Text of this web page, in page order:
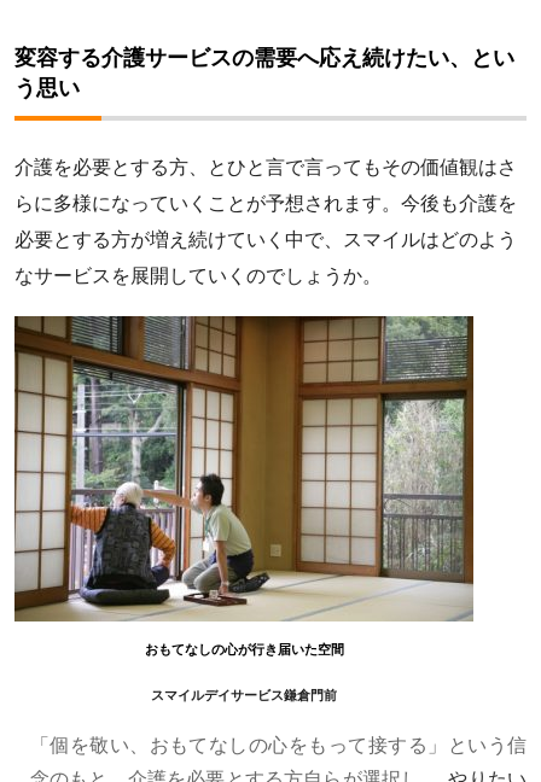
変容する介護サービスの需要へ応え続けたい、とい
う思い
介護を必要とする方、とひと言で言ってもその価値観はさ
らに多様になっていくことが予想されます。今後も介護を
必要とする方が増え続けていく中で、スマイルはどのよう
なサービスを展開していくのでしょうか。
おもてなしの心が行き届いた空間
スマイルデイサービス鎌倉門前
「個を敬い、おもてなしの心をもって接する」という信